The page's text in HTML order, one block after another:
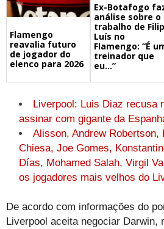
Flamengo
reavalia futuro
de jogador do
elenco para 2026
Ex-Botafogo
análise sobre o
trabalho de
Luís no
Flamengo: “É
treinador que
eu…”
Liverpool: Luis Diaz recusa
assinar com gigante da
Alisson, Andrew Robertson,
Chiesa, Joe Gomes,
Días, Mohamed Salah, Virgil
os jogadores mais velhos do
De acordo com informações do
Liverpool aceita negociar Darwin,